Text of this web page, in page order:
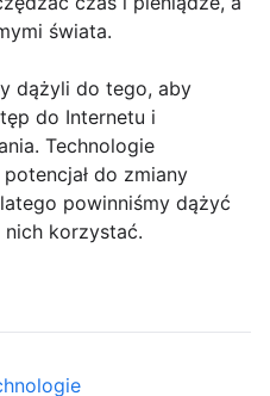
świata.
dążyli do tego, aby
do Internetu i
Technologie
do zmiany
powinniśmy dążyć
korzystać.